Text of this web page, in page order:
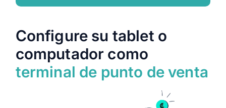
Configure su tablet o
computador como
terminal de punto de venta